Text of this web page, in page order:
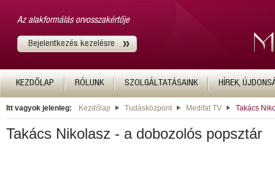
Az alakformálás orvosszakértője
Bejelentkezés kezelésre
KEZDŐLAP RÓLUNK SZOLGÁLTATÁSAINK HÍREK,
Itt vagyok jelenleg: Kezdőlap Tudásközpont Medifat TV Takács
Takács Nikolasz - a dobozolós popsztár